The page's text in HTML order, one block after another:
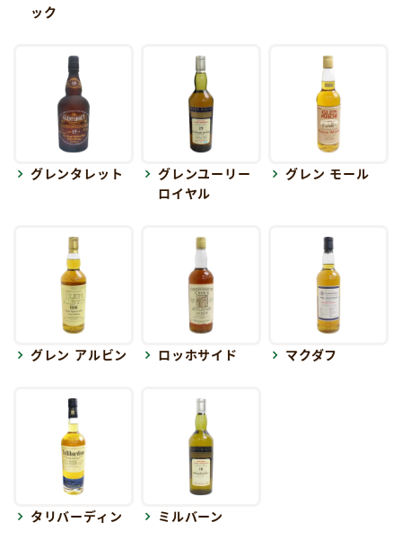
ック
グレンタレット
グレンユーリー
ロイヤル
グレン モール
グレン アルビン ロッホサイド マクダフ
タリバーディン ミルバーン